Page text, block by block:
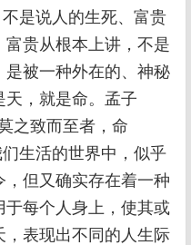
是说人的生死、富贵
贵从根本上讲，不是
被一种外在的、神秘
天，就是命。孟子
之致而至者，命
生活的世界中，似乎
但又确实存在着一种
于每个人身上，使其或
表现出不同的人生际